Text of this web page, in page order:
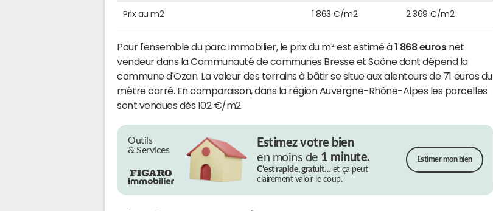
Prix au m2 1 863 €/m2 2 369 €/m2
Pour l'ensemble du parc immobilier, le prix du m² est estimé à1 868 eurosnet
vendeur dans la Communauté de communes Bresse et Saône dont dépend la
commune d'Ozan. La valeur des terrains à bâtir se situe aux alentours de 71 euros du
mètre carré. En comparaison, dans la région Auvergne-Rhône-Alpes les parcelles
sont vendues dès 102 €/m2.
Outils
& Services
Estimez votre bien
en moins de 1 minute.
C’est rapide, gratuit…et ça peut
clairement valoir le coup.
Estimer mon bien